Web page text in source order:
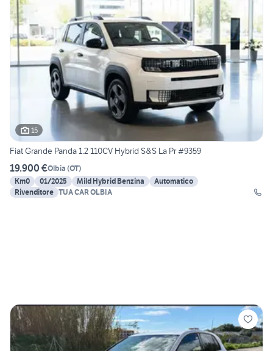
15
Fiat Grande Panda 1.2 110CV Hybrid S&S La Pr #9359
19.900 €Olbia (OT)
Km0
01/2025 Mild Hybrid Benzina
Automatico
Rivenditore TUA CAR OLBIA